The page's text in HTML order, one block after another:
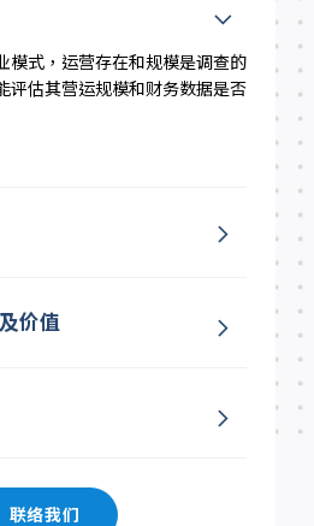
模式，运营存在和规模是调查的
评估其营运规模和财务数据是否
价值
联络我们